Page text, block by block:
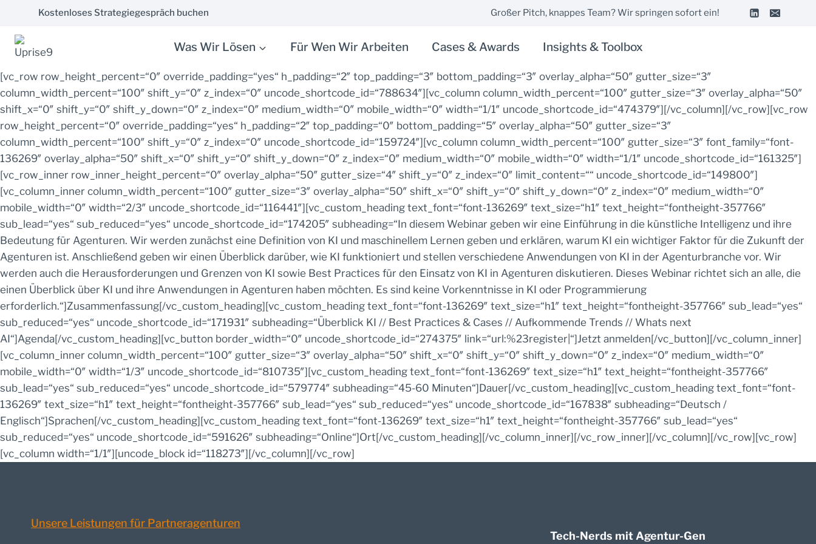
springen
Kostenloses Strategiegespräch buchen Großer Pitch, knappes Team? Wir springen sofort ein!
Was Wir Lösen Für Wen Wir Arbeiten Cases & Awards Insights & Toolbox
[vc_row row_height_percent=“0″ override_padding=“yes“ h_padding=“2″ top_padding=“3″ bottom_padding=“3″ overlay_alpha=“50″ gutter_size=“3″
column_width_percent=“100″ shift_y=“0″ z_index=“0″ uncode_shortcode_id=“788634″][vc_column column_width_percent=“100″ gutter_size=“3″ overlay_alpha=“50″
shift_x=“0″ shift_y=“0″ shift_y_down=“0″ z_index=“0″ medium_width=“0″ mobile_width=“0″ width=“1/1″ uncode_shortcode_id=“474379″][/vc_column][/vc_row][vc_row
row_height_percent=“0″ override_padding=“yes“ h_padding=“2″ top_padding=“0″ bottom_padding=“5″ overlay_alpha=“50″ gutter_size=“3″
column_width_percent=“100″ shift_y=“0″ z_index=“0″ uncode_shortcode_id=“159724″][vc_column column_width_percent=“100″ gutter_size=“3″ font_family=“font-
136269″ overlay_alpha=“50″ shift_x=“0″ shift_y=“0″ shift_y_down=“0″ z_index=“0″ medium_width=“0″ mobile_width=“0″ width=“1/1″ uncode_shortcode_id=“161325″]
[vc_row_inner row_inner_height_percent=“0″ overlay_alpha=“50″ gutter_size=“4″ shift_y=“0″ z_index=“0″ limit_content=““ uncode_shortcode_id=“149800″]
[vc_column_inner column_width_percent=“100″ gutter_size=“3″ overlay_alpha=“50″ shift_x=“0″ shift_y=“0″ shift_y_down=“0″ z_index=“0″ medium_width=“0″
mobile_width=“0″ width=“2/3″ uncode_shortcode_id=“116441″][vc_custom_heading text_font=“font-136269″ text_size=“h1″ text_height=“fontheight-357766″
sub_lead=“yes“ sub_reduced=“yes“ uncode_shortcode_id=“174205″ subheading=“In diesem Webinar geben wir eine Einführung in die künstliche Intelligenz und ihre
Bedeutung für Agenturen. Wir werden zunächst eine Definition von KI und maschinellem Lernen geben und erklären, warum KI ein wichtiger Faktor für die Zukunft der
Agenturen ist. Anschließend geben wir einen Überblick darüber, wie KI funktioniert und stellen verschiedene Anwendungen von KI in der Agenturbranche vor. Wir
werden auch die Herausforderungen und Grenzen von KI sowie Best Practices für den Einsatz von KI in Agenturen diskutieren. Dieses Webinar richtet sich an alle, die
einen Überblick über KI und ihre Anwendungen in Agenturen haben möchten. Es sind keine Vorkenntnisse in KI oder Programmierung
erforderlich.“]Zusammenfassung[/vc_custom_heading][vc_custom_heading text_font=“font-136269″ text_size=“h1″ text_height=“fontheight-357766″ sub_lead=“yes“
sub_reduced=“yes“ uncode_shortcode_id=“171931″ subheading=“Überblick KI // Best Practices & Cases // Aufkommende Trends // Whats next
AI“]Agenda[/vc_custom_heading][vc_button border_width=“0″ uncode_shortcode_id=“274375″ link=“url:%23register|“]Jetzt anmelden[/vc_button][/vc_column_inner]
[vc_column_inner column_width_percent=“100″ gutter_size=“3″ overlay_alpha=“50″ shift_x=“0″ shift_y=“0″ shift_y_down=“0″ z_index=“0″ medium_width=“0″
mobile_width=“0″ width=“1/3″ uncode_shortcode_id=“810735″][vc_custom_heading text_font=“font-136269″ text_size=“h1″ text_height=“fontheight-357766″
sub_lead=“yes“ sub_reduced=“yes“ uncode_shortcode_id=“579774″ subheading=“45-60 Minuten“]Dauer[/vc_custom_heading][vc_custom_heading text_font=“font-
136269″ text_size=“h1″ text_height=“fontheight-357766″ sub_lead=“yes“ sub_reduced=“yes“ uncode_shortcode_id=“167838″ subheading=“Deutsch /
Englisch“]Sprachen[/vc_custom_heading][vc_custom_heading text_font=“font-136269″ text_size=“h1″ text_height=“fontheight-357766″ sub_lead=“yes“
sub_reduced=“yes“ uncode_shortcode_id=“591626″ subheading=“Online“]Ort[/vc_custom_heading][/vc_column_inner][/vc_row_inner][/vc_column][/vc_row][vc_row]
[vc_column width=“1/1″][uncode_block id=“118273″][/vc_column][/vc_row]
Unsere Leistungen für Partneragenturen
Tech-Nerds mit Agentur-Gen